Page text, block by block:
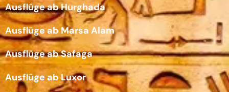
Ausflüge ab Hurghada
Ausflüge ab Marsa Alam
Ausflüge ab Safaga
Ausflüge ab Luxor